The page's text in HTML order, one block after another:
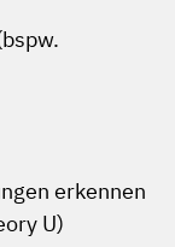
erkennen
U)